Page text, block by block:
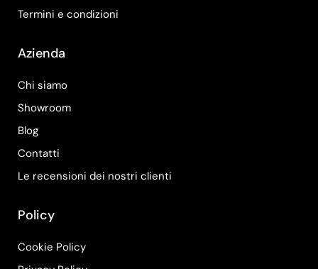
Termini e condizioni
Azienda
Chi siamo
Showroom
Blog
Contatti
Le recensioni dei nostri clienti
Policy
Cookie Policy